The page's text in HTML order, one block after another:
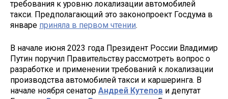
требования к уровню локализации автомобилей
такси. Предполагающий это законопроект Госдума в
январе приняла в первом чтении.
В начале июня 2023 года Президент России Владимир
Путин поручил Правительству рассмотреть вопрос о
разработке и применении требований к локализации
производства автомобилей такси и каршеринга. В
начале ноября сенатор Андрей Кутепов и депутат